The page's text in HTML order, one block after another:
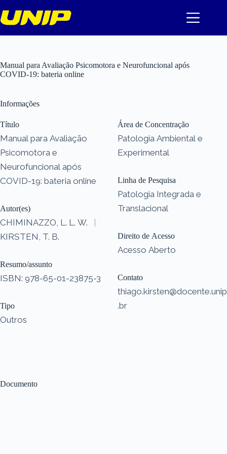
para
o
Manual para Avaliação Psicomotora e Neurofuncional após
COVID-19: bateria online
Documento
Informações
Título
Manual para Avaliação
Psicomotora e
Neurofuncional após
COVID-19: bateria online
Autor(es)
CHIMINAZZO, L. L. W.
|
KIRSTEN, T. B.
Resumo/assunto
ISBN: 978-65-01-23875-3
Tipo
Outros
Área de Concentração
Patologia Ambiental e
Experimental
Linha de Pesquisa
Patologia Integrada e
Translacional
Direito de Acesso
Acesso Aberto
Contato
thiago.kirsten@docente.unip
.br